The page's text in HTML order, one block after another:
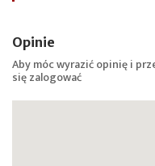
Opinie
Aby móc wyrazić opinię i
sięzalogować